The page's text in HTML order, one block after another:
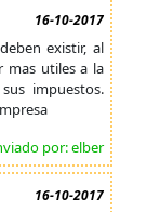
16-10-2017
existir, al
mas utiles a la
impuestos.
por: elber
16-10-2017